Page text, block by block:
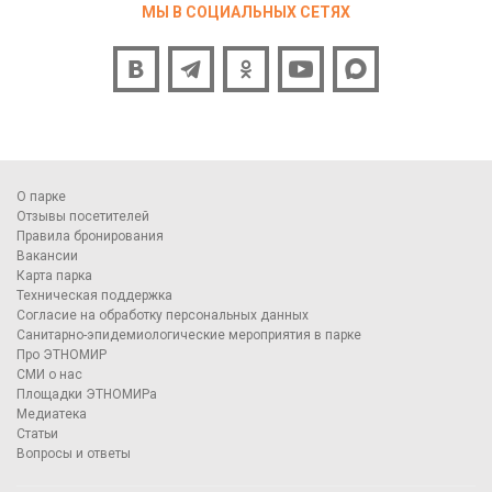
МЫ В СОЦИАЛЬНЫХ СЕТЯХ
О парке
Отзывы посетителей
Правила бронирования
Вакансии
Карта парка
Техническая поддержка
Согласие на обработку персональных данных
Санитарно-эпидемиологические мероприятия в парке
Про ЭТНОМИР
СМИ о нас
Площадки ЭТНОМИРа
Медиатека
Статьи
Вопросы и ответы